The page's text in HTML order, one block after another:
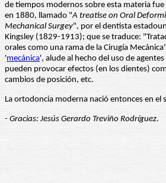
de tiempos modernos sobre esta materia fue
en 1880, llamado "A treatise on Oral
Mechanical Surgey", por el dentista
Kingsley (1829-1913); que se traduce:
orales como una rama de la Cirugía
'mecánica', alude al hecho del uso de
pueden provocar efectos (en los dientes)
cambios de posición, etc.
La ortodoncia moderna nació entonces en el
- Gracias: Jesús Gerardo Treviño Rodríguez.